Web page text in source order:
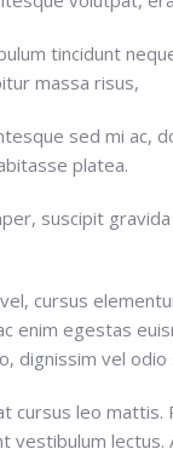
tincidunt
massa risus,
sed mi ac,
platea.
suscipit
cursus
enim egestas
dignissim vel
cursus leo